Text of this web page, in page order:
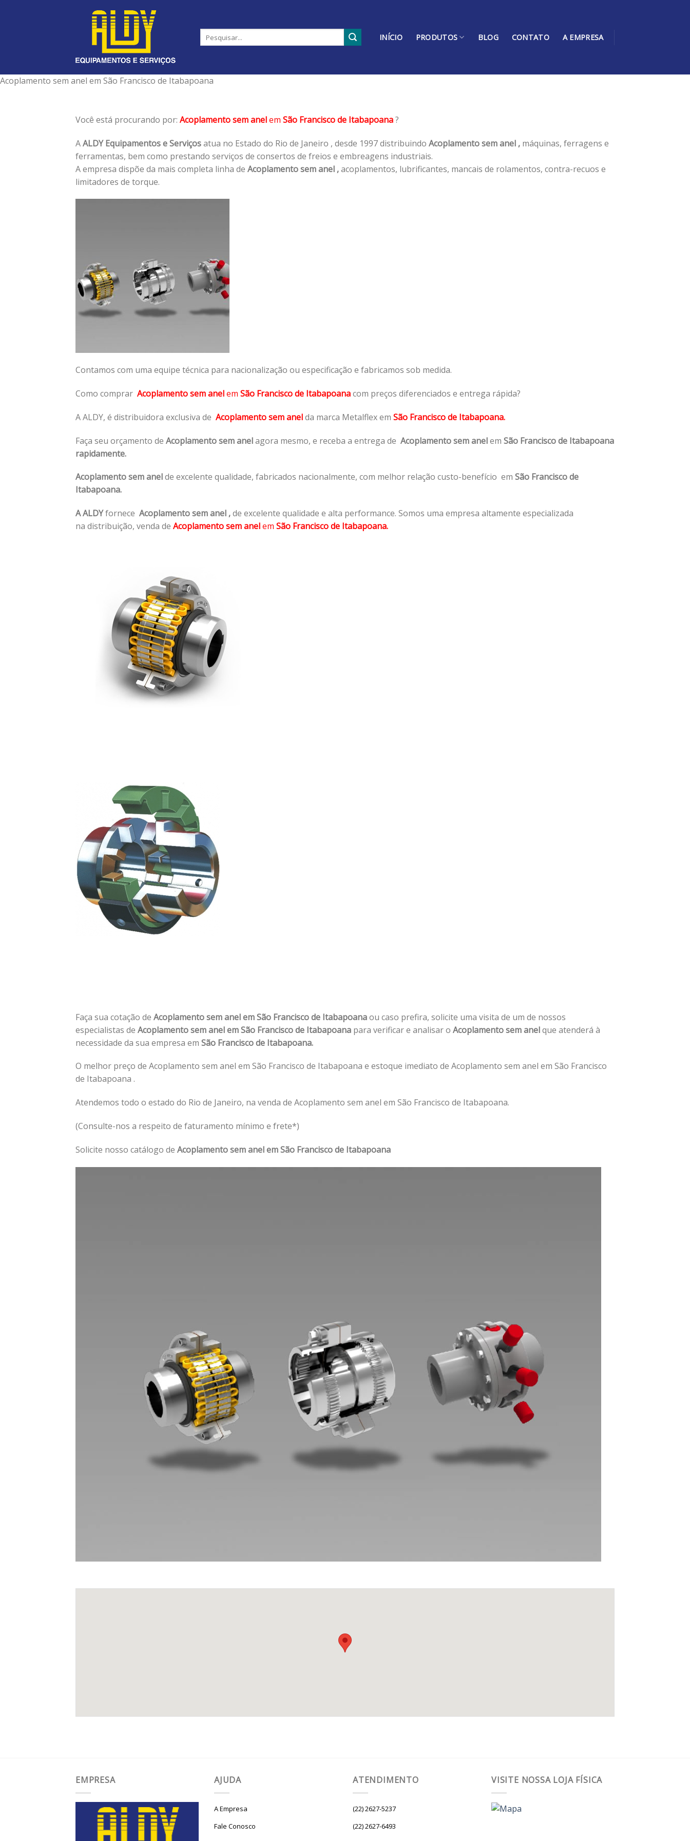
INÍCIO PRODUTOS BLOG CONTATO A EMPRESA
Acoplamento sem anel em São Francisco de Itabapoana
Você está procurando por: Acoplamento sem anelem São Francisco de Itabapoana?
AALDY Equipamentos e Serviçosatua no Estado do Rio de Janeiro , desde 1997 distribuindo Acoplamento sem anel , máquinas, ferragens e
ferramentas, bem como prestando serviços de consertos de freios e embreagens industriais.
A empresa dispõe da mais completa linha de Acoplamento sem anel ,acoplamentos, lubrificantes, mancais de rolamentos, contra-recuos e
limitadores de torque.
Contamos com uma equipe técnica para nacionalização ou especificação e fabricamos sob medida.
Como comprar Acoplamento sem anelem São Francisco de Itabapoanacom preços diferenciados e entrega rápida?
A ALDY, é distribuidora exclusiva de Acoplamento sem anelda marca Metalflex em São Francisco de Itabapoana.
Faça seu orçamento de Acoplamento sem anelagora mesmo, e receba a entrega de Acoplamento sem anelem São Francisco de Itabapoana
rapidamente.
Acoplamento sem anelde excelente qualidade, fabricados nacionalmente, com melhor relação custo-benefício em São Francisco de
Itabapoana.
A ALDYfornece Acoplamento sem anel ,de excelente qualidade e alta performance. Somos uma empresa altamente especializada
na distribuição, venda de Acoplamento sem anelem São Francisco de Itabapoana.
Faça sua cotação de Acoplamento sem anel em São Francisco de Itabapoanaou caso prefira, solicite uma visita de um de nossos
especialistas de Acoplamento sem anel em São Francisco de Itabapoana para verificar e analisar o Acoplamento sem anelque atenderá à
necessidade da sua empresa em São Francisco de Itabapoana.
O melhor preço de Acoplamento sem anel em São Francisco de Itabapoana e estoque imediato de Acoplamento sem anel em São Francisco
de Itabapoana .
Atendemos todo o estado do Rio de Janeiro, na venda de Acoplamento sem anel em São Francisco de Itabapoana.
(Consulte-nos a respeito de faturamento mínimo e frete*)
Solicite nosso catálogo de Acoplamento sem anel em São Francisco de Itabapoana
EMPRESA AJUDA
A Empresa
Fale Conosco
ATENDIMENTO
(22) 2627-5237
(22) 2627-6493
VISITE NOSSA LOJA FÍSICA